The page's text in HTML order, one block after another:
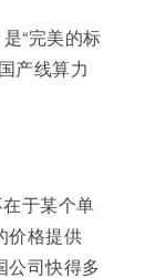
“完美的标
产线算力
于某个单
价格提供
公司快得多